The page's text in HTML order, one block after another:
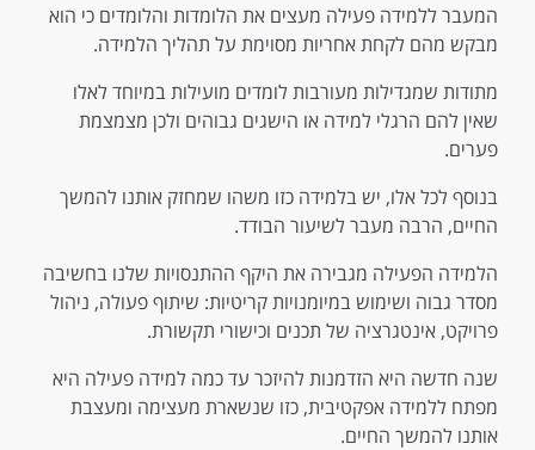
המעבר ללמידה פעילה מעצים את הלומדות והלומדים כי הוא
מבקש מהם לקחת אחריות מסוימת על תהליך הלמידה.
מתודות שמגדילות מעורבות לומדים מועילות במיוחד לאלו
שאין להם הרגלי למידה או הישגים גבוהים ולכן מצמצמת
פערים.
בנוסף לכל אלו, יש בלמידה כזו משהו שמחזק אותנו להמשך
החיים, הרבה מעבר לשיעור הבודד.
הלמידה הפעילה מגבירה את היקף ההתנסויות שלנו בחשיבה
מסדר גבוה ושימוש במיומנויות קריטיות: שיתוף פעולה, ניהול
פרויקט, אינטגרציה של תכנים וכישורי תקשורת.
שנה חדשה היא הזדמנות להיזכר עד כמה למידה פעילה היא
מפתח ללמידה אפקטיבית, כזו שנשארת מעצימה ומעצבת
אותנו להמשך החיים.